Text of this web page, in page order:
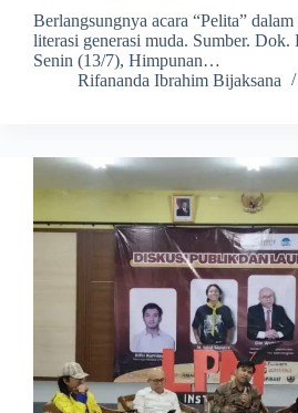
Berlangsungnya acara “Pelita”
literasi generasi muda. Sumber. Dok.
Senin (13/7), Himpunan…
Rifananda Ibrahim Bijaksana